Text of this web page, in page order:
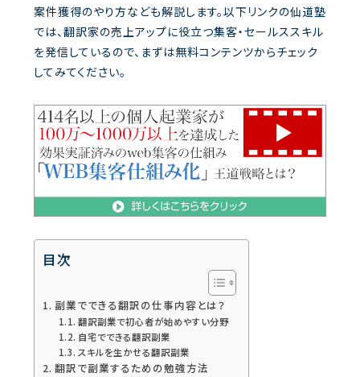
案件獲得のやり方なども解説します。以下リンクの仙道塾
では、翻訳家の売上アップに役立つ集客・セールススキル
を発信しているので、まずは無料コンテンツからチェック
してみてください。
目次
副業でできる翻訳の仕事内容とは？
翻訳副業で初心者が始めやすい分野
自宅でできる翻訳副業
スキルを生かせる翻訳副業
翻訳で副業するための勉強方法